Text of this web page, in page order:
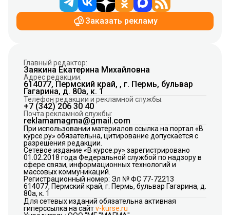
Заказать рекламу
Главный редактор:
Заякина Екатерина Михайловна
Адрес редакции:
614077, Пермский край, , г. Пермь, бульвар
Гагарина, д. 80а, к. 1
Телефон редакции и рекламной службы:
+7 (342) 206 30 40
Почта рекламной службы:
reklamamagma@gmail.com
При использовании материалов ссылка на портал «В
курсе.ру» обязательна, цитирование допускается с
разрешения редакции.
Сетевое издание «В курсе.ру» зарегистрировано
01.02.2018 года Федеральной службой по надзору в
сфере связи, информационных технологий и
массовых коммуникаций.
Регистрационный номер: Эл № ФС 77-72213
614077, Пермский край, г. Пермь, бульвар Гагарина, д.
80а, к. 1
Для сетевых изданий обязательна активная
гиперссылка на сайтv-kurse.ru